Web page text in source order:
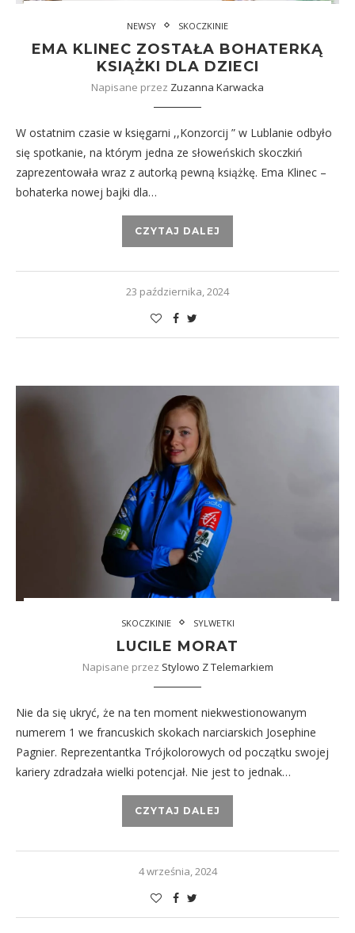
NEWSY SKOCZKINIE
EMA KLINEC ZOSTAŁA BOHATERKĄ
KSIĄŻKI DLA DZIECI
Napisane przez Zuzanna Karwacka
W ostatnim czasie w księgarni ,,Konzorcij ” w Lublanie odbyło
się spotkanie, na którym jedna ze słoweńskich skoczkiń
zaprezentowała wraz z autorką pewną książkę. Ema Klinec –
bohaterka nowej bajki dla…
CZYTAJ DALEJ
23 października, 2024
SKOCZKINIE SYLWETKI
LUCILE MORAT
Napisane przez Stylowo Z Telemarkiem
Nie da się ukryć, że na ten moment niekwestionowanym
numerem 1 we francuskich skokach narciarskich Josephine
Pagnier. Reprezentantka Trójkolorowych od początku swojej
kariery zdradzała wielki potencjał. Nie jest to jednak…
CZYTAJ DALEJ
4 września, 2024